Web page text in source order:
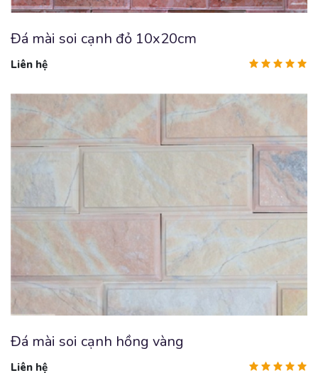
Đá mài soi cạnh đỏ 10x20cm
Liên hệ
Đá mài soi cạnh hồng vàng
Liên hệ